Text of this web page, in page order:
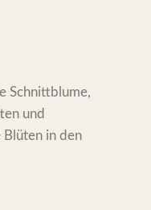
Schnittblume,
und
Blüten in den